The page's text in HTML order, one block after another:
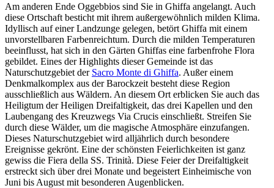
Am anderen Ende Oggebbios sind Sie in Ghiffa angelangt. Auch
diese Ortschaft besticht mit ihrem außergewöhnlich milden Klima.
Idyllisch auf einer Landzunge gelegen, betört Ghiffa mit einem
unvorstellbaren Farbenreichtum. Durch die milden Temperaturen
beeinflusst, hat sich in den Gärten Ghiffas eine farbenfrohe Flora
gebildet. Eines der Highlights dieser Gemeinde ist das
Naturschutzgebiet der Sacro Monte di Ghiffa. Außer einem
Denkmalkomplex aus der Barockzeit besteht diese Region
ausschließlich aus Wäldern. An diesem Ort erblicken Sie auch das
Heiligtum der Heiligen Dreifaltigkeit, das drei Kapellen und den
Laubengang des Kreuzwegs Via Crucis einschließt. Streifen Sie
durch diese Wälder, um die magische Atmosphäre einzufangen.
Dieses Naturschutzgebiet wird alljährlich durch besondere
Ereignisse gekrönt. Eine der schönsten Feierlichkeiten ist ganz
gewiss die Fiera della SS. Trinità. Diese Feier der Dreifaltigkeit
erstreckt sich über drei Monate und begeistert Einheimische von
Juni bis August mit besonderen Augenblicken.